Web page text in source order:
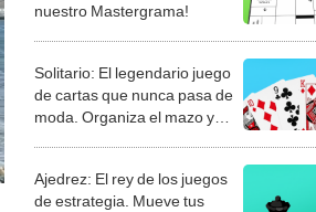
nuestro Mastergrama!
Solitario: El legendario juego
de cartas que nunca pasa de
moda. Organiza el mazo y
Ajedrez: El rey de los juegos
de estrategia. Mueve tus